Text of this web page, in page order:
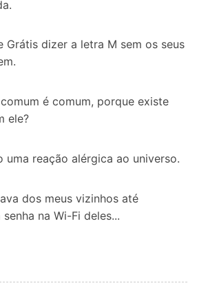
Grátis dizer a letra M sem os seus
é comum, porque existe
ele?
uma reação alérgica ao universo.
dos meus vizinhos até
na Wi-Fi deles...